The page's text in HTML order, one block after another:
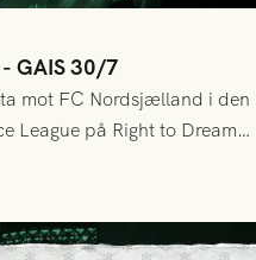
GAIS 30/7
mot FC Nordsjælland i den
League på Right to Dream
har tagit ut följande